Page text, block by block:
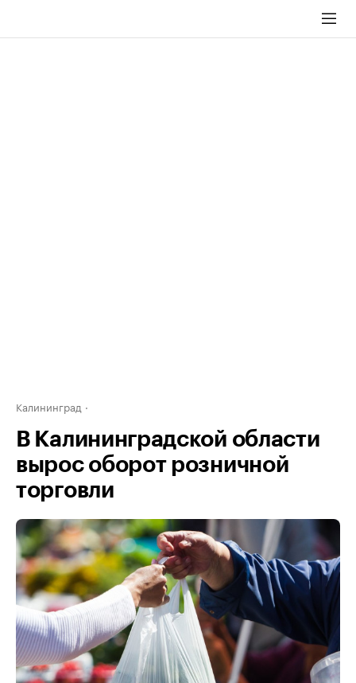
Калининград
В Калининградской области
вырос оборот розничной
торговли